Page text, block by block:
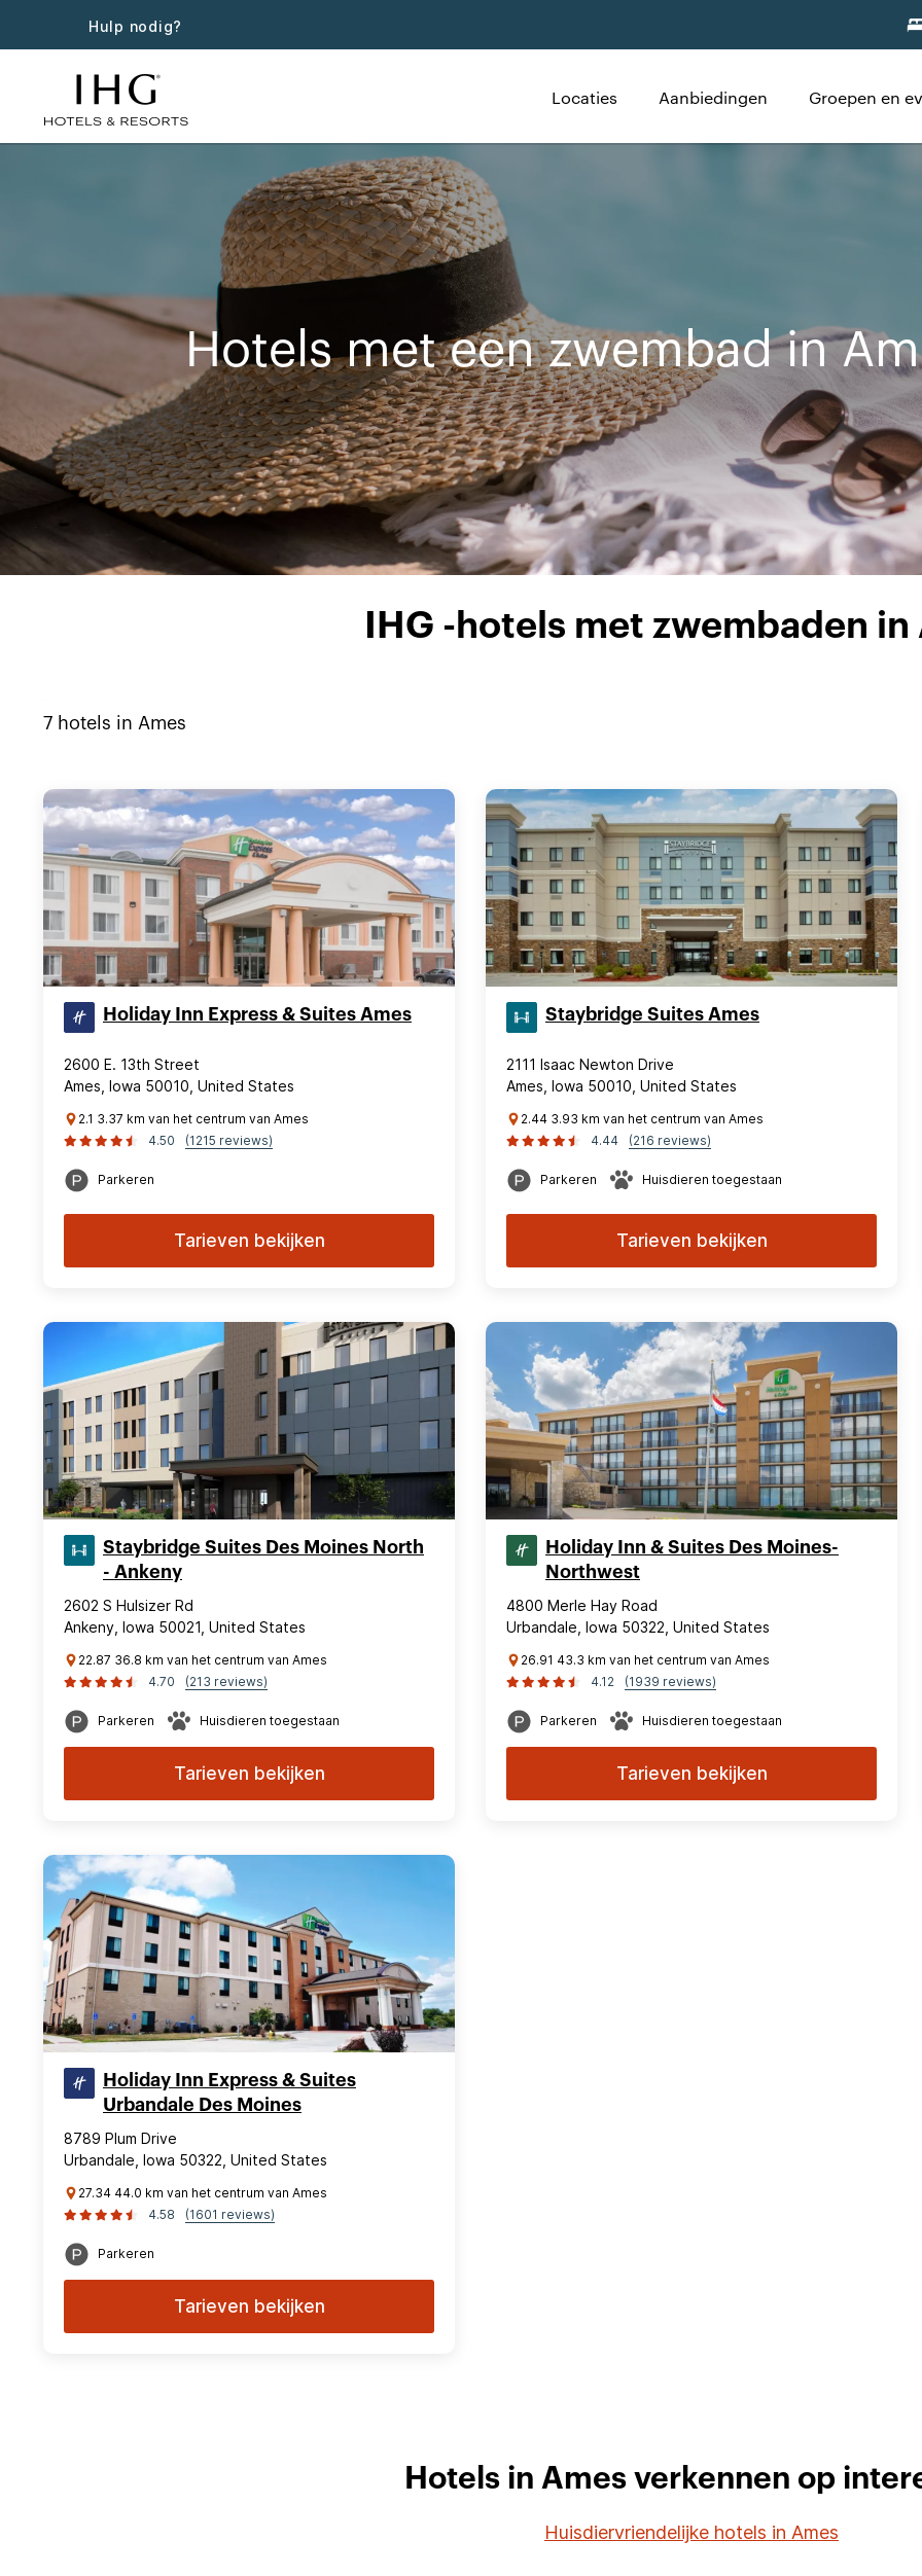
Hulp nodig?
Locaties Aanbiedingen Groepen en
Hotels met een zwembad in
IHG -hotels met zwembaden in
7 hotels in Ames
Holiday Inn Express & Suites Ames
2600 E. 13th Street
Ames, Iowa 50010, United States
2.1 3.37 km van het centrum van Ames
4.50
(1215 reviews)
Parkeren
Tarieven bekijken
Staybridge Suites Ames
2111 Isaac Newton Drive
Ames, Iowa 50010, United States
2.44 3.93 km van het centrum van Ames
4.44
(216 reviews)
Parkeren Huisdieren toegestaan
Tarieven bekijken
Staybridge Suites Des Moines North
- Ankeny
2602 S Hulsizer Rd
Ankeny, Iowa 50021, United States
22.87 36.8 km van het centrum van Ames
4.70
(213 reviews)
Parkeren Huisdieren toegestaan
Tarieven bekijken
Holiday Inn & Suites Des Moines-
Northwest
4800 Merle Hay Road
Urbandale, Iowa 50322, United States
26.91 43.3 km van het centrum van Ames
4.12
(1939 reviews)
Parkeren Huisdieren toegestaan
Tarieven bekijken
Holiday Inn Express & Suites
Urbandale Des Moines
8789 Plum Drive
Urbandale, Iowa 50322, United States
27.34 44.0 km van het centrum van Ames
4.58
(1601 reviews)
Parkeren
Tarieven bekijken
Hotels in Ames verkennen op
Huisdiervriendelijke hotels in Ames